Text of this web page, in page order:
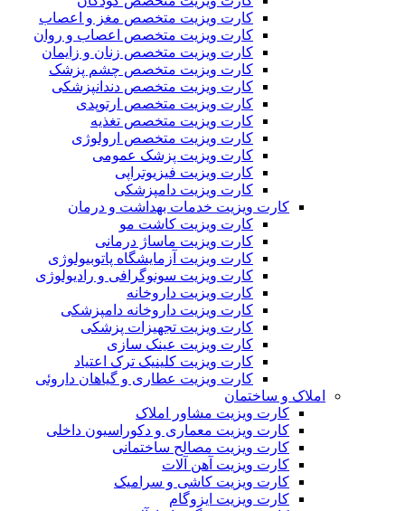
کارت ویزیت متخصص مغز و اعصاب
کارت ویزیت متخصص اعصاب و روان
کارت ویزیت متخصص زنان و زایمان
کارت ویزیت متخصص چشم پزشک
کارت ویزیت متخصص دندانپزشکی
کارت ویزیت متخصص ارتوپدی
کارت ویزیت متخصص تغذیه
کارت ویزیت متخصص ارولوژی
کارت ویزیت پزشک عمومی
کارت ویزیت فیزیوتراپی
کارت ویزیت دامپزشکی
کارت ویزیت خدمات بهداشت و درمان
کارت ویزیت کاشت مو
کارت ویزیت ماساژ درمانی
کارت ویزیت آزمایشگاه پاتوبیولوژی
کارت ویزیت سونوگرافی و رادیولوژی
کارت ویزیت داروخانه
کارت ویزیت داروخانه دامپزشکی
کارت ویزیت تجهیزات پزشکی
کارت ویزیت عینک سازی
کارت ویزیت کلینیک ترک اعتیاد
کارت ویزیت عطاری و گیاهان داروئی
املاک و ساختمان
کارت ویزیت مشاور املاک
کارت ویزیت معماری و دکوراسیون داخلی
کارت ویزیت مصالح ساختمانی
کارت ویزیت آهن آلات
کارت ویزیت کاشی و سرامیک
کارت ویزیت ایزوگام